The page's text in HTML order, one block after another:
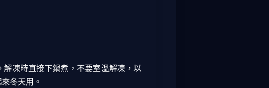
凍時直接下鍋煮，不要室溫解凍，以
冬天用。